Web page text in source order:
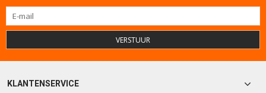
VERSTUUR
KLANTENSERVICE